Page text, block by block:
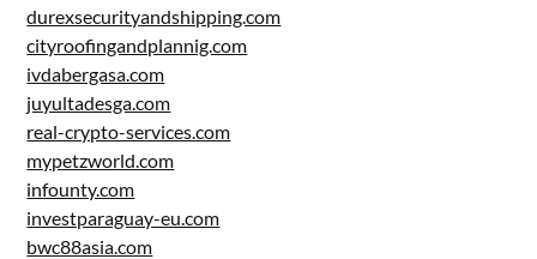
durexsecurityandshipping.com
cityroofingandplannig.com
ivdabergasa.com
juyultadesga.com
real-crypto-services.com
mypetzworld.com
infounty.com
investparaguay-eu.com
bwc88asia.com